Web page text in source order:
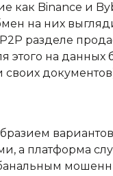
как Binance и
на них
разделе
этого на
а платформа